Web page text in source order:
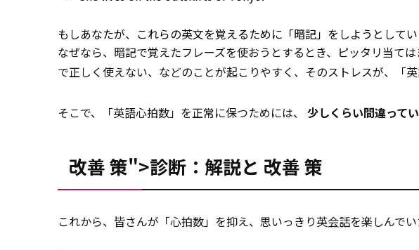
もしあなたが、これらの英文を覚えるために「暗記」をしようとして
なぜなら、暗記で覚えたフレーズを使おうとするとき、ピッタリ当て
で正しく使えない、などのことが起こりやすく、そのストレスが、「
そこで、「英語心拍数」を正常に保つためには、 少しくらい間違って
改善 策">診断：解説と 改善策
これから、皆さんが「心拍数」を抑え、思いっきり英会話を楽しんで